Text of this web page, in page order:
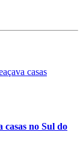
casas no Sul do